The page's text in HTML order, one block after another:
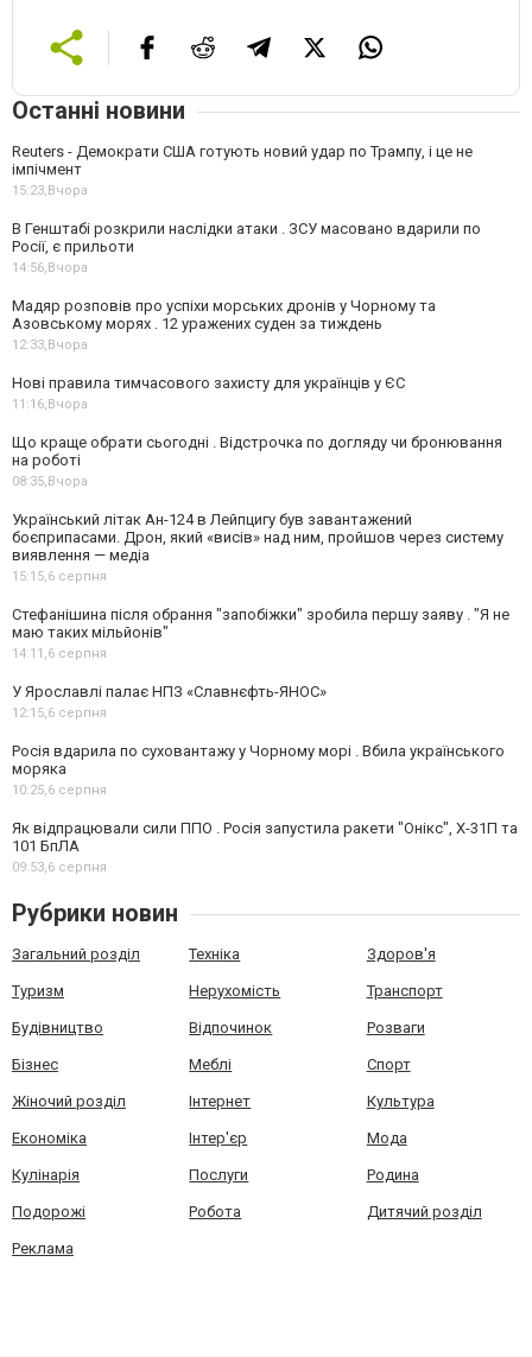
Останні новини
Reuters - Демократи США готують новий удар по Трампу, і це не
імпічмент
15:23,Вчора
В Генштабі розкрили наслідки атаки . ЗСУ масовано вдарили по
Росії, є прильоти
14:56,Вчора
Мадяр розповів про успіхи морських дронів у Чорному та
Азовському морях . 12 уражених суден за тиждень
12:33,Вчора
Нові правила тимчасового захисту для українців у ЄС
11:16,Вчора
Що краще обрати сьогодні . Відстрочка по догляду чи бронювання
на роботі
08:35,Вчора
Український літак Ан-124 в Лейпцигу був завантажений
боєприпасами. Дрон, який «висів» над ним, пройшов через систему
виявлення — медіа
15:15,6 серпня
Стефанішина після обрання "запобіжки" зробила першу заяву . "Я не
маю таких мільйонів"
14:11,6 серпня
У Ярославлі палає НПЗ «Славнєфть-ЯНОС»
12:15,6 серпня
Росія вдарила по суховантажу у Чорному морі . Вбила українського
моряка
10:25,6 серпня
Як відпрацювали сили ППО . Росія запустила ракети "Онікс", Х-31П та
101 БпЛА
09:53,6 серпня
Рубрики новин
Загальний розділ Техніка Здоров'я
Туризм Нерухомість Транспорт
Будівництво Відпочинок Розваги
Бізнес Меблі Спорт
Жіночий розділ Інтернет Культура
Економіка Інтер'єр Мода
Кулінарія Послуги Родина
Подорожі Робота Дитячий розділ
Реклама